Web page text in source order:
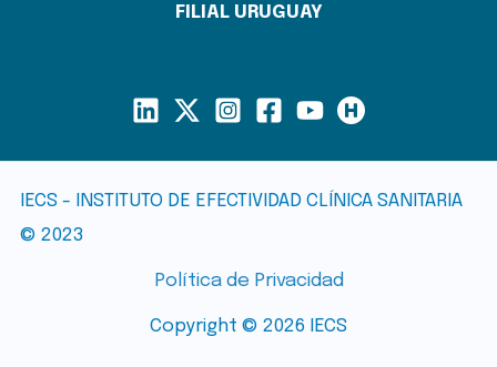
FILIAL URUGUAY
IECS - INSTITUTO DE EFECTIVIDAD CLÍNICA SANITARIA
© 2023
Política de Privacidad
Copyright © 2026 IECS